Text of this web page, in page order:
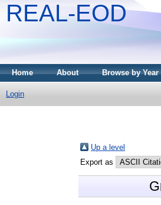
REAL-EOD
Home About Browse by Year
Login
Up a level
Export as